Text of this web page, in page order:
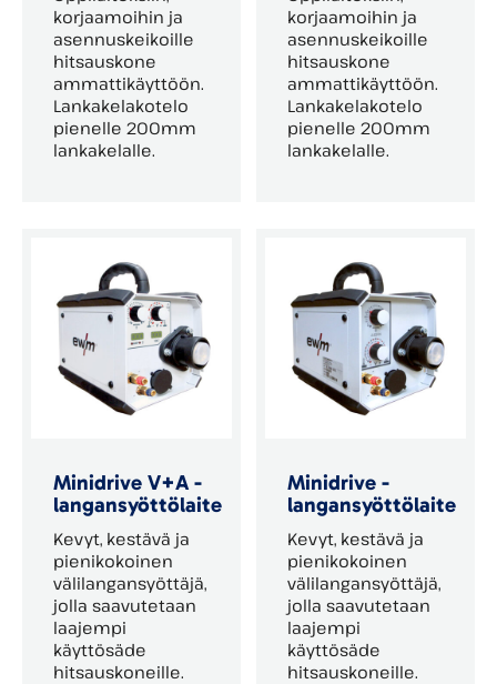
korjaamoihin ja
asennuskeikoille
hitsauskone
ammattikäyttöön.
Lankakelakotelo
pienelle 200mm
lankakelalle.
korjaamoihin ja
asennuskeikoille
hitsauskone
ammattikäyttöön.
Lankakelakotelo
pienelle 200mm
lankakelalle.
Minidrive V+A -
langansyöttölaite
Kevyt, kestävä ja
pienikokoinen
välilangansyöttäjä,
jolla saavutetaan
laajempi
käyttösäde
hitsauskoneille.
Minidrive -
langansyöttölaite
Kevyt, kestävä ja
pienikokoinen
välilangansyöttäjä,
jolla saavutetaan
laajempi
käyttösäde
hitsauskoneille.